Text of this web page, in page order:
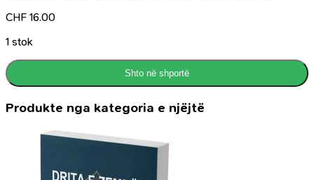
CHF 16.00
1 stok
Shto në shportë
Produkte nga kategoria e njëjtë